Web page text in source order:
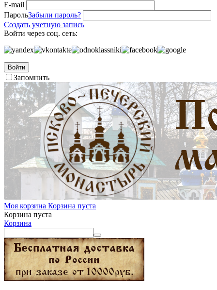
E-mail
ПарольЗабыли пароль?
Создать учетную запись
Войти через соц. сеть:
Войти
Запомнить
Моя корзина Корзина пуста
Корзина пуста
Корзина